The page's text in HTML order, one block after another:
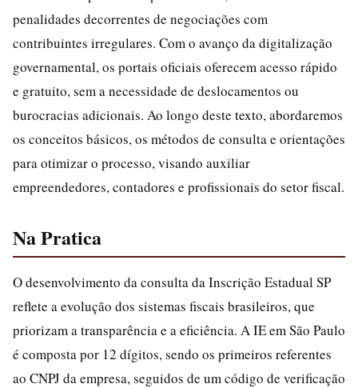
penalidades decorrentes de negociações com
contribuintes irregulares. Com o avanço da digitalização
governamental, os portais oficiais oferecem acesso rápido
e gratuito, sem a necessidade de deslocamentos ou
burocracias adicionais. Ao longo deste texto, abordaremos
os conceitos básicos, os métodos de consulta e orientações
para otimizar o processo, visando auxiliar
empreendedores, contadores e profissionais do setor fiscal.
Na Pratica
O desenvolvimento da consulta da Inscrição Estadual SP
reflete a evolução dos sistemas fiscais brasileiros, que
priorizam a transparência e a eficiência. A IE em São Paulo
é composta por 12 dígitos, sendo os primeiros referentes
ao CNPJ da empresa, seguidos de um código de verificação